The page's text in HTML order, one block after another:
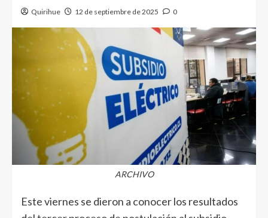
Quirihue 12 de septiembre de 2025 0
ARCHIVO
Este viernes se dieron a conocer los resultados